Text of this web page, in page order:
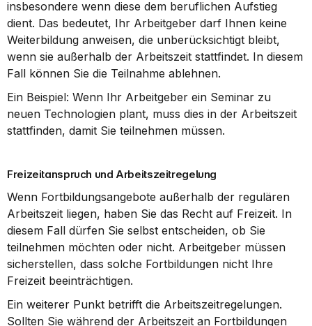
insbesondere wenn diese dem beruflichen Aufstieg
dient. Das bedeutet, Ihr Arbeitgeber darf Ihnen keine
Weiterbildung anweisen, die unberücksichtigt bleibt,
wenn sie außerhalb der Arbeitszeit stattfindet. In diesem
Fall können Sie die Teilnahme ablehnen.
Ein Beispiel: Wenn Ihr Arbeitgeber ein Seminar zu
neuen Technologien plant, muss dies in der Arbeitszeit
stattfinden, damit Sie teilnehmen müssen.
Freizeitanspruch und Arbeitszeitregelung
Wenn Fortbildungsangebote außerhalb der regulären
Arbeitszeit liegen, haben Sie das Recht auf Freizeit. In
diesem Fall dürfen Sie selbst entscheiden, ob Sie
teilnehmen möchten oder nicht. Arbeitgeber müssen
sicherstellen, dass solche Fortbildungen nicht Ihre
Freizeit beeinträchtigen.
Ein weiterer Punkt betrifft die Arbeitszeitregelungen.
Sollten Sie während der Arbeitszeit an Fortbildungen